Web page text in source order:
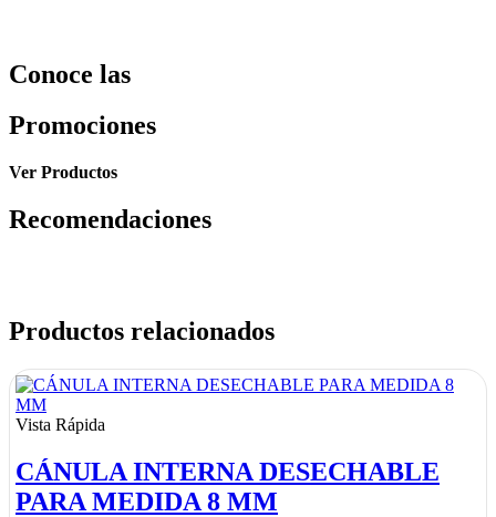
Conoce las
Promociones
Ver Productos
Recomendaciones
Productos relacionados
Vista Rápida
CÁNULA INTERNA DESECHABLE
PARA MEDIDA 8 MM